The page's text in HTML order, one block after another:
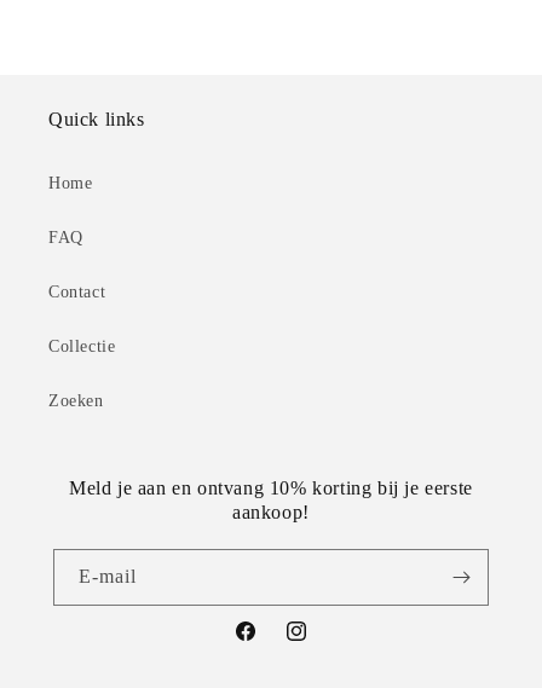
Quick links
Home
FAQ
Contact
Collectie
Zoeken
Meld je aan en ontvang 10% korting bij je eerste
aankoop!
E‑mail
FacebookInstagram